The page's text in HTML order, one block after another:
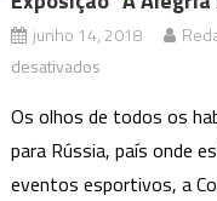
junho 14, 2018
desativadosem
“A
Alegria
do
Os olhos de todos os
para Rússia, país onde
eventos esportivos, a